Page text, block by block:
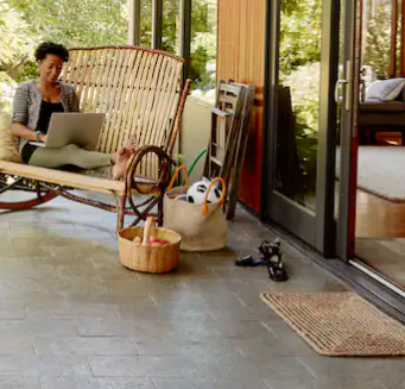
bas pour les parcourir ou en appuyant et en